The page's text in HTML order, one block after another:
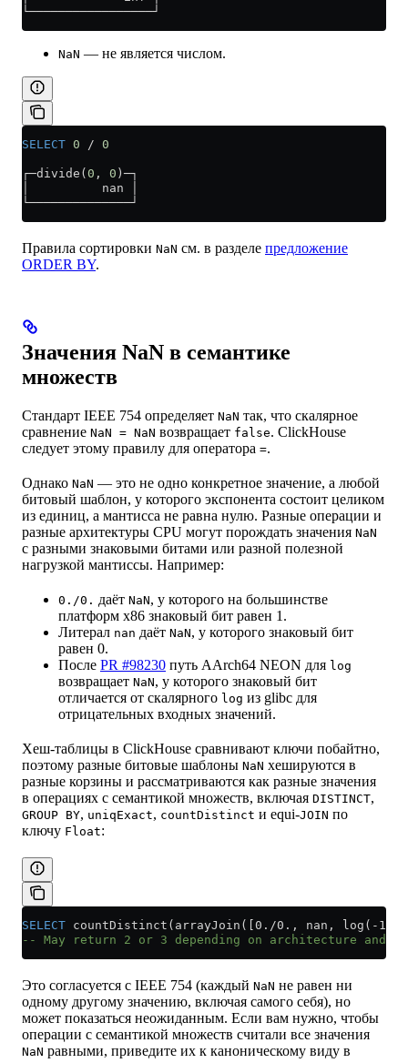
└─────────────────┘
NaN — не является числом.
SELECT 0 / 0
┌─divide( 0 , 0 )─┐
│          nan │
└──────────────┘
Правила сортировки NaN см. в разделе предложение
ORDER BY.
Значения NaN в семантике
множеств
Стандарт IEEE 754 определяет NaN так, что скалярное
сравнение NaN = NaN возвращает false. ClickHouse
следует этому правилу для оператора =.
Однако NaN — это не одно конкретное значение, а любой
битовый шаблон, у которого экспонента состоит целиком
из единиц, а мантисса не равна нулю. Разные операции и
разные архитектуры CPU могут порождать значения NaN
с разными знаковыми битами или разной полезной
нагрузкой мантиссы. Например:
0./0. даёт NaN, у которого на большинстве
платформ x86 знаковый бит равен 1.
Литерал nan даёт NaN, у которого знаковый бит
равен 0.
После PR #98230 путь AArch64 NEON для log
возвращает NaN, у которого знаковый бит
отличается от скалярного log из glibc для
отрицательных входных значений.
Хеш-таблицы в ClickHouse сравнивают ключи побайтно,
поэтому разные битовые шаблоны NaN хешируются в
разные корзины и рассматриваются как разные значения
в операциях с семантикой множеств, включая DISTINCT,
GROUP BY, uniqExact, countDistinct и equi-JOIN по
ключу Float:
SELECT countDistinct(arrayJoin([0./0., nan, log(-
-- May return 2 or 3 depending on architecture and
Это согласуется с IEEE 754 (каждый NaN не равен ни
одному другому значению, включая самого себя), но
может показаться неожиданным. Если вам нужно, чтобы
операции с семантикой множеств считали все значения
NaN равными, приведите их к каноническому виду в